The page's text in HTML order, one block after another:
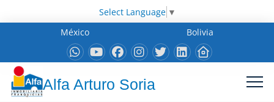
Select Language ▼
México
Bolivia
Alfa Arturo Soria